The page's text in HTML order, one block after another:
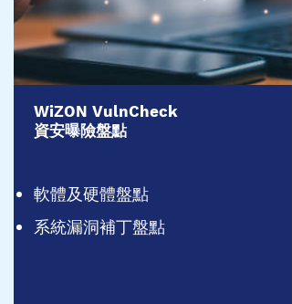
​WiZON VulnCheck
資安曝險盤點
軟體及硬體盤點
系統漏洞補丁盤點